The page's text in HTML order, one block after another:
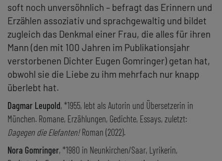
soft noch unversöhnlich – befragt das Erinnern und
Erzählen assoziativ und sprachgewaltig und bildet
zugleich das Denkmal einer Frau, die alles für ihren
Mann (den mit 100 Jahren im Publikationsjahr
verstorbenen Dichter Eugen Gomringer) getan hat,
obwohl sie die Liebe zu ihm mehrfach nur knapp
überlebt hat.
Dagmar Leupold, *1955, lebt als Autorin und Übersetzerin in
München. Romane, Erzählungen, Gedichte, Essays, zuletzt:
Dagegen die Elefanten!Roman (2022).
Nora Gomringer, *1980 in Neunkirchen/Saar, Lyrikerin,